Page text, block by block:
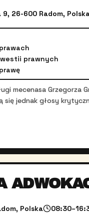
26-600 Radom,
prawnych
mecenasa
się jednak głosy
Polska